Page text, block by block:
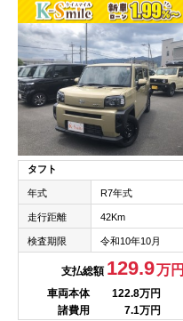
タフト
年式 R7年式
走行距離 42Km
検査期限 令和10年10月
支払総額 129.9万円
車両本体
122.8万円
諸費用
7.1万円